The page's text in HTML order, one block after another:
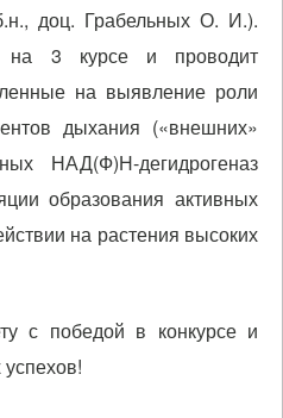
доц. Грабельных О. И.).
на 3 курсе и проводит
на выявление роли
дыхания («внешних»
НАД(Ф)Н-дегидрогеназ
образования активных
на растения высоких
с победой в конкурсе и